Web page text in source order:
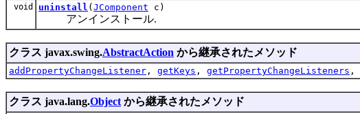
void uninstall ( JComponent c)
アンインストール.
クラス javax.swing.AbstractAction から継承されたメソッド
addPropertyChangeListener , getKeys , getPropertyChangeListeners ,
クラス java.lang.Object から継承されたメソッド